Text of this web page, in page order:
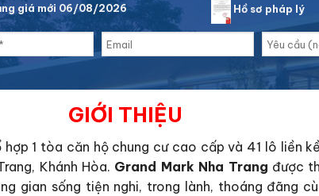
giá mới 06/08/2026 Hồ sơ pháp lý
GIỚI THIỆU
hợp 1 tòa căn hộ chung cư cao cấp và 41 lô liền
Khánh Hòa. Grand Mark Nha Trang được
gian sống tiện nghi, trong lành, thoáng đãng